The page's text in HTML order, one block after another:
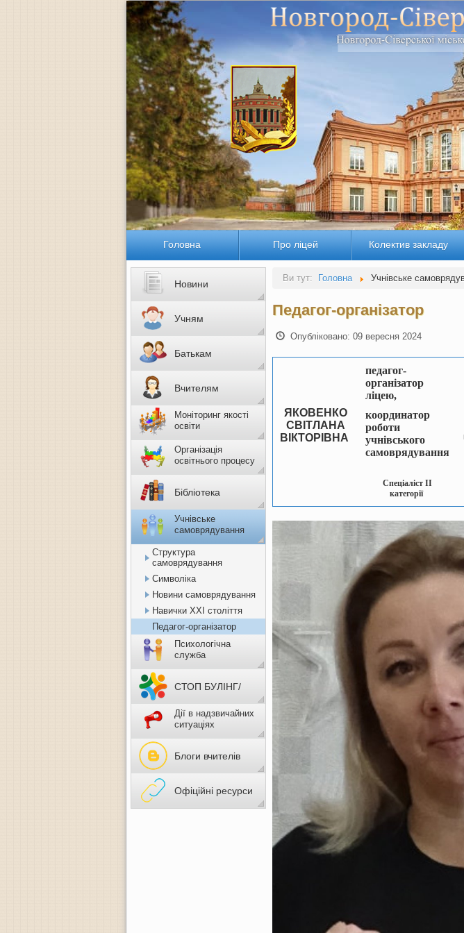
Головна Про ліцей Колектив закладу
Ви тут: Головна Учнівське
Педагог-організатор
Опубліковано: 09 вересня 2024
ЯКОВЕНКО
СВІТЛАНА
ВІКТОРІВНА
педагог-
організатор
ліцею,
координатор
роботи
учнівського
самоврядування
Спеціаліст ІІ
категорії
Новини
Учням
Батькам
Вчителям
Моніторинг якості
освіти
Організація
освітнього процесу
Бібліотека
Учнівське
самоврядування
Структура
самоврядування
Символіка
Новини самоврядування
Навички ХХІ століття
Педагог-організатор
Психологічна
служба
СТОП БУЛІНГ/
НАСИЛЬСТВО
Дії в надзвичайних
ситуаціях
Блоги вчителів
Офіційні ресурси